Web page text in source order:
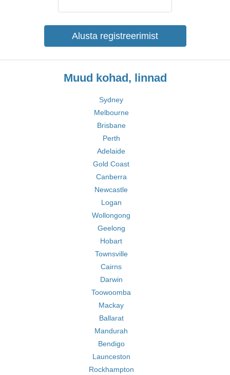
Alusta registreerimist
Muud kohad, linnad
Sydney
Melbourne
Brisbane
Perth
Adelaide
Gold Coast
Canberra
Newcastle
Logan
Wollongong
Geelong
Hobart
Townsville
Cairns
Darwin
Toowoomba
Mackay
Ballarat
Mandurah
Bendigo
Launceston
Rockhampton